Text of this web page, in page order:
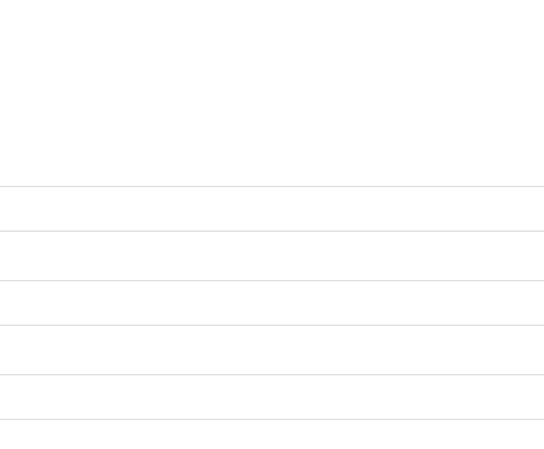
CHF 2'419.70